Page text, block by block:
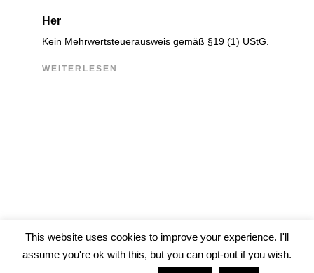
Her
Kein Mehrwertsteuerausweis gemäß §19 (1) UStG.
WEITERLESEN
/Data Protection
This website uses cookies to improve your experience. I'll
assume you're ok with this, but you can opt-out if you wish.